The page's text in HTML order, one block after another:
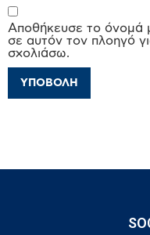
Αποθήκευσε το όνομά
σε αυτόν τον πλοηγό
σχολιάσω.